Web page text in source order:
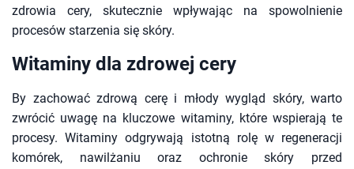
zdrowia cery, skutecznie wpływając na spowolnienie
procesów starzenia się skóry.
Witaminy dla zdrowej cery
By zachować zdrową cerę i młody wygląd skóry, warto
zwrócić uwagę na kluczowe witaminy, które wspierają te
procesy. Witaminy odgrywają istotną rolę w regeneracji
komórek, nawilżaniu oraz ochronie skóry przed